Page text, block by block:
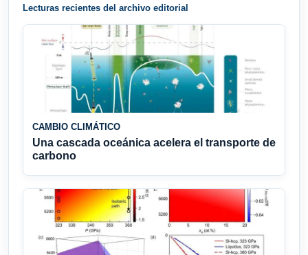
Lecturas recientes del archivo editorial
CAMBIO CLIMÁTICO
Una cascada oceánica acelera el transporte de
carbono